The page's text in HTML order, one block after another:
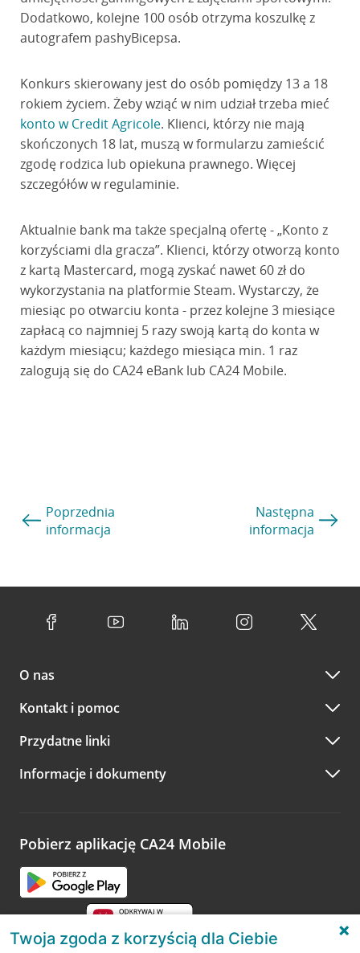
Dodatkowo, kolejne 100 osób otrzyma koszulkę z
autografem pashyBicepsa.
Konkurs skierowany jest do osób pomiędzy 13 a 18
rokiem życiem. Żeby wziąć w nim udział trzeba mieć
konto w Credit Agricole. Klienci, którzy nie mają
skończonych 18 lat, muszą w formularzu zamieścić
zgodę rodzica lub opiekuna prawnego. Więcej
szczegółów w regulaminie.
Aktualnie bank ma także specjalną ofertę - „Konto z
korzyściami dla gracza”. Klienci, którzy otworzą konto
z kartą Mastercard, mogą zyskać nawet 60 zł do
wykorzystania na platformie Steam. Wystarczy, że
miesiąc po otwarciu konta - przez kolejne 3 miesiące
zapłacą co najmniej 5 razy swoją kartą do konta w
każdym miesiącu; każdego miesiąca min. 1 raz
zalogują się do CA24 eBank lub CA24 Mobile.
Poprzednia
informacja
Następna
informacja
O nas
Kontakt i pomoc
Przydatne linki
Informacje i dokumenty
Pobierz aplikację CA24 Mobile
Twoja zgoda z korzyścią dla Ciebie